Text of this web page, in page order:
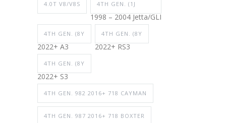
4.0T V8/V8S 4TH GEN. (1J
1998 – 2004 Jetta/GLI
4TH GEN. (8Y
2022+ A3
4TH GEN. (8Y
2022+ RS3
4TH GEN. (8Y
2022+ S3
4TH GEN. 982 2016+ 718 CAYMAN
4TH GEN. 987 2016+ 718 BOXTER